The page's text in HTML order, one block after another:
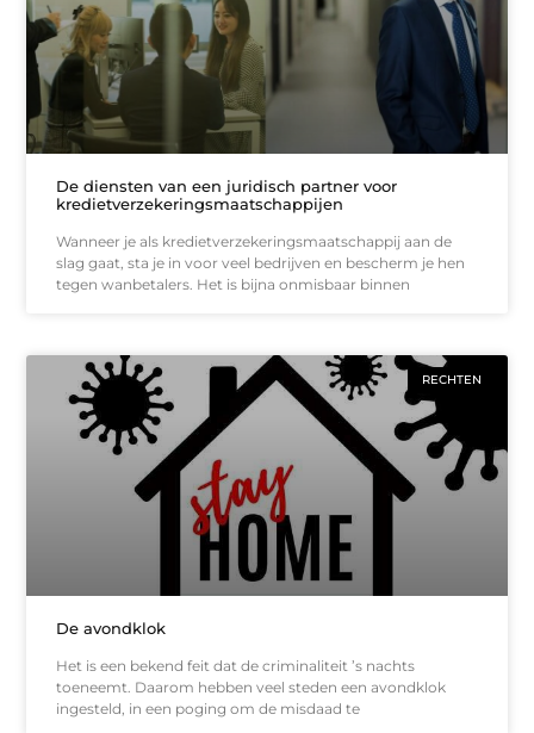
De diensten van een juridisch partner voor
kredietverzekeringsmaatschappijen
Wanneer je als kredietverzekeringsmaatschappij aan de
slag gaat, sta je in voor veel bedrijven en bescherm je hen
tegen wanbetalers. Het is bijna onmisbaar binnen
RECHTEN
De avondklok
Het is een bekend feit dat de criminaliteit ’s nachts
toeneemt. Daarom hebben veel steden een avondklok
ingesteld, in een poging om de misdaad te